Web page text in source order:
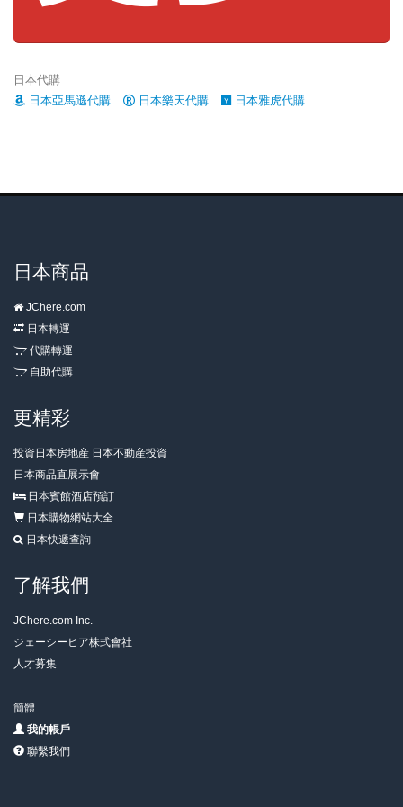
日本代購
日本亞馬遜代購
日本樂天代購 日本雅虎代購
日本商品
JChere.com
日本轉運
代購轉運
自助代購
更精彩
投資日本房地産 日本不動産投資
日本商品直展示會
日本賓館酒店預訂
日本購物網站大全
日本快遞查詢
了解我們
JChere.com Inc.
ジェーシーヒア株式會社
人才募集
簡體
我的帳戶
聯繫我們